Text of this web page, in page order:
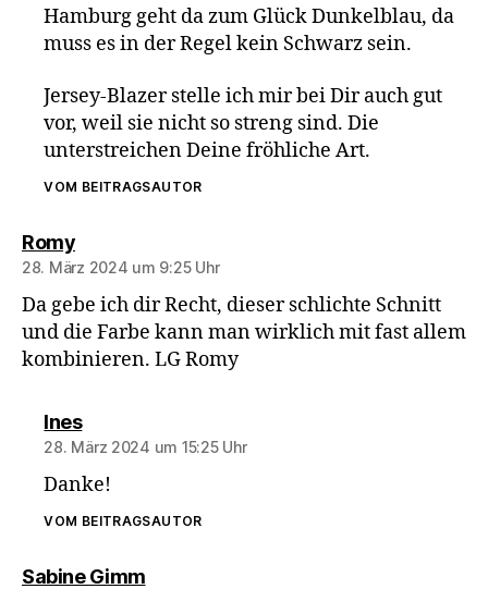
Hamburg geht da zum Glück Dunkelblau, da
muss es in der Regel kein Schwarz sein.
Jersey-Blazer stelle ich mir bei Dir auch gut
vor, weil sie nicht so streng sind. Die
unterstreichen Deine fröhliche Art.
VOM BEITRAGSAUTOR
Romysagt:
28. März 2024 um 9:25 Uhr
Da gebe ich dir Recht, dieser schlichte Schnitt
und die Farbe kann man wirklich mit fast allem
kombinieren. LG Romy
Inessagt:
28. März 2024 um 15:25 Uhr
Danke!
VOM BEITRAGSAUTOR
Sabine Gimmsagt: